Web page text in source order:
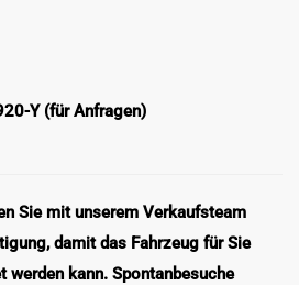
Y (für Anfragen)
Sie mit unserem Verkaufsteam
damit das Fahrzeug für Sie
werden kann. Spontanbesuche